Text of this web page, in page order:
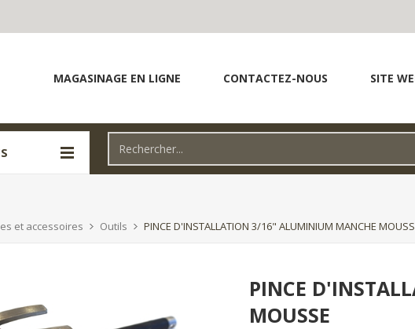
MAGASINAGE EN LIGNE CONTACTEZ-NOUS SITE
et accessoires Outils PINCE D'INSTALLATION 3/16" ALUMINIUM MANCHE
PINCE
MOUSSE